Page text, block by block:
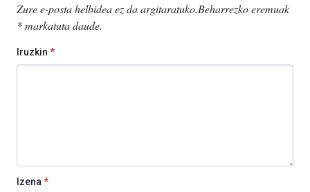
Zure e-posta helbidea ez da argitaratuko.Beharrezko eremuak
*markatuta daude.
Iruzkin *
Izena *